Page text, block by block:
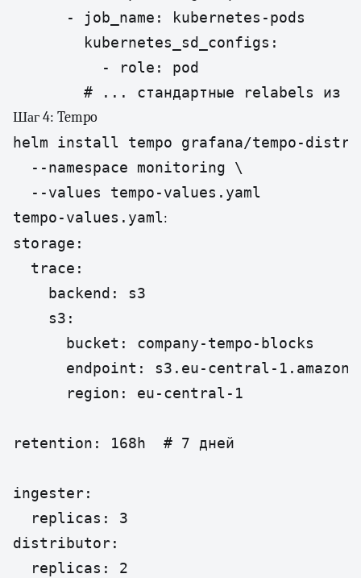
      - job_name: kubernetes-pods
        kubernetes_sd_configs:
          - role: pod
# ... стандартные relabels из
Шаг 4: Tempo
helm install tempo grafana/tempo-
  --namespace monitoring \
  --values tempo-values.yaml
tempo-values.yaml:
storage:
  trace:
    backend: s3
    s3:
      bucket: company-tempo-blocks
endpoint: s3.eu-central-
      region: eu-central-1
retention: 168h  # 7 дней
ingester:
  replicas: 3
distributor:
  replicas: 2